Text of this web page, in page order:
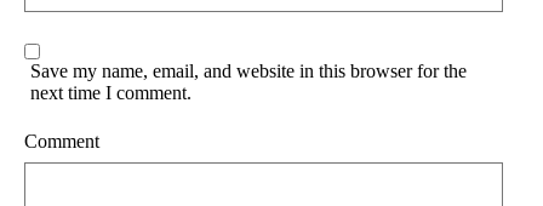
Save my name, email, and website in this browser for the
next time I comment.
Comment